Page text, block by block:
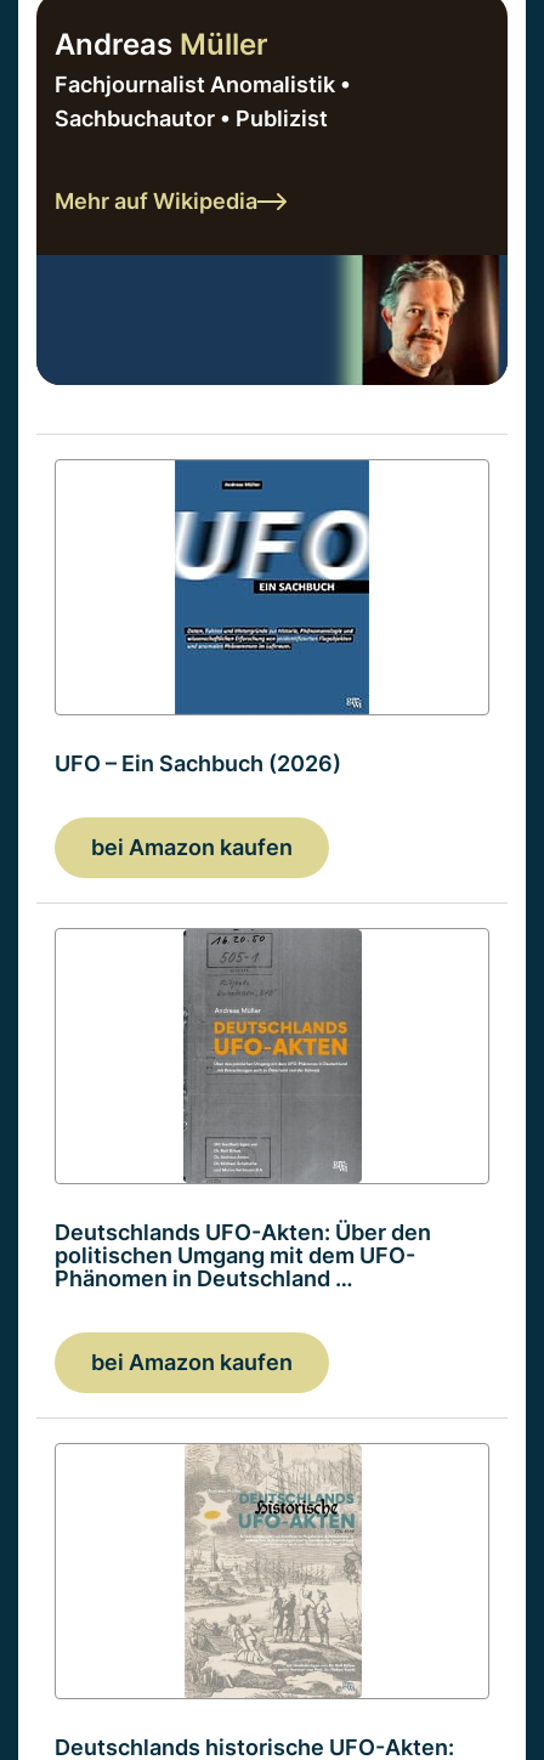
Andreas Müller
Fachjournalist Anomalistik •
Sachbuchautor • Publizist
Mehr auf Wikipedia
UFO – Ein Sachbuch (2026)
bei Amazon kaufen
Deutschlands UFO-Akten: Über den
politischen Umgang mit dem UFO-
Phänomen in Deutschland …
bei Amazon kaufen
Deutschlands historische UFO-Akten: